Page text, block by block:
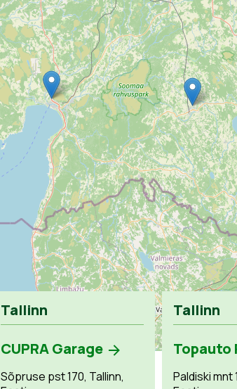
Tallinn
CUPRA Garage
Sõpruse pst 170, Tallinn,
Tallinn
Topauto
Paldiski mnt